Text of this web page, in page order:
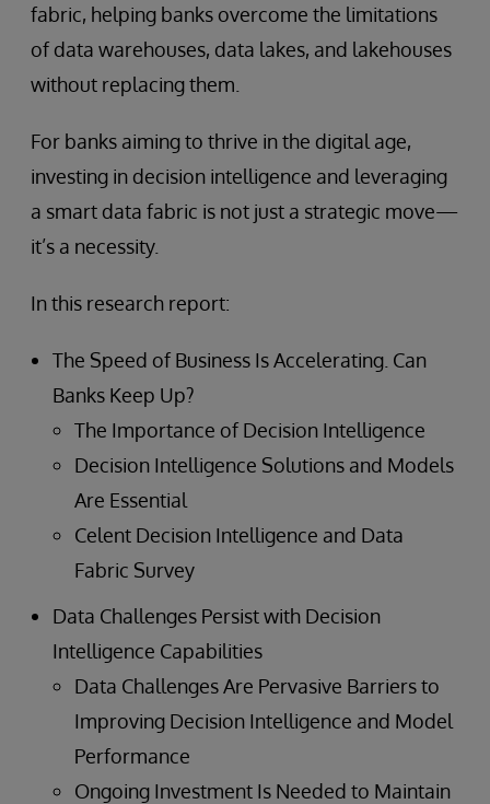
fabric, helping banks overcome the limitations
of data warehouses, data lakes, and lakehouses
without replacing them.
For banks aiming to thrive in the digital age,
investing in decision intelligence and leveraging
a smart data fabric is not just a strategic move—
it’s a necessity.
In this research report:
The Speed of Business Is Accelerating. Can
Banks Keep Up?
The Importance of Decision Intelligence
Decision Intelligence Solutions and Models
Are Essential
Celent Decision Intelligence and Data
Fabric Survey
Data Challenges Persist with Decision
Intelligence Capabilities
Data Challenges Are Pervasive Barriers to
Improving Decision Intelligence and Model
Performance
Ongoing Investment Is Needed to Maintain